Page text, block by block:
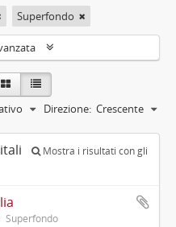
Superfondo
Direzione: Crescente
Mostra i risultati con gli
Superfondo